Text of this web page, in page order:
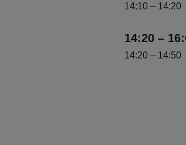
14:10 – 14:20
14:20 –
14:20 –